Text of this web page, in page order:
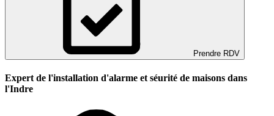
Prendre RDV
Expert de l'installation d'alarme et séurité de maisons dans
l'Indre